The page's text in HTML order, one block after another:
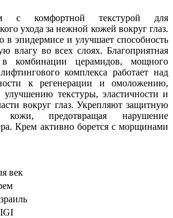
с комфортной текстурой для
ухода за нежной кожей вокруг глаз.
эпидермисе и улучшает способность
влагу во всех слоях. Благоприятная
комбинации церамидов, мощного
комплекса работает над
к регенерации и омоложению,
текстуры, эластичности и
вокруг глаз. Укрепляют защитную
предотвращая нарушение
Крем активно борется с морщинами
век